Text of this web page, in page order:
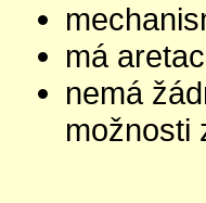
má
nemá
možnosti